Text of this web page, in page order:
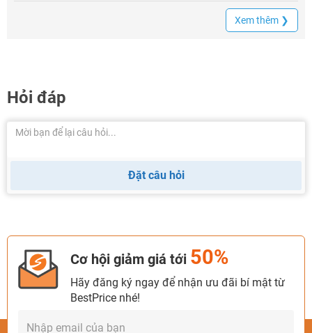
Xem thêm ❯
Hỏi đáp
Đặt câu hỏi
Cơ hội giảm giá tới 50%
Hãy đăng ký ngay để nhận ưu đãi bí mật từ
BestPrice nhé!